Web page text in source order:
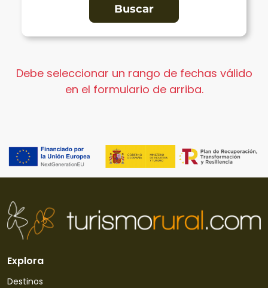
Debe seleccionar un rango de fechas válido
en el formulario de arriba.
Explora
Destinos